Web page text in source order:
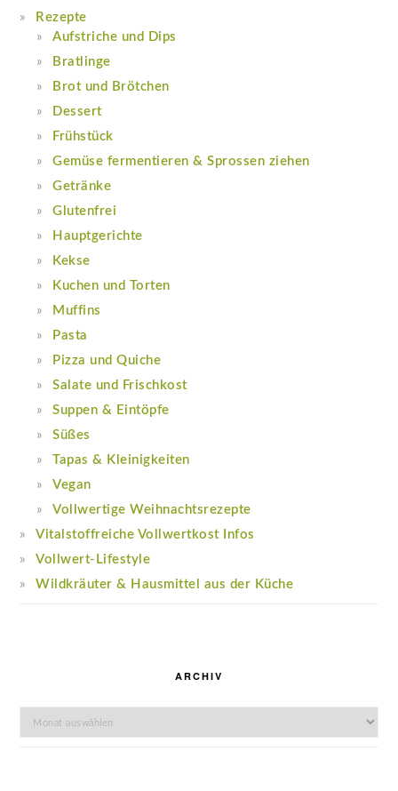
Rezepte
Aufstriche und Dips
Bratlinge
Brot und Brötchen
Dessert
Frühstück
Gemüse fermentieren & Sprossen ziehen
Getränke
Glutenfrei
Hauptgerichte
Kekse
Kuchen und Torten
Muffins
Pasta
Pizza und Quiche
Salate und Frischkost
Suppen & Eintöpfe
Süßes
Tapas & Kleinigkeiten
Vegan
Vollwertige Weihnachtsrezepte
Vitalstoffreiche Vollwertkost Infos
Vollwert-Lifestyle
Wildkräuter & Hausmittel aus der Küche
ARCHIV